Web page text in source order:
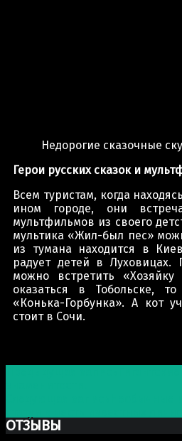
Недорогие сказочные
Герои русских сказок и
Всем туристам, когда
ином городе, они
мультфильмов из своего
мультика «Жил-был пес»
из тумана находится в
радует детей в Луховицах.
можно встретить
оказаться в Тобольске,
«Конька-Горбунка». А кот
стоит в Сочи.
ОТЗЫВЫ